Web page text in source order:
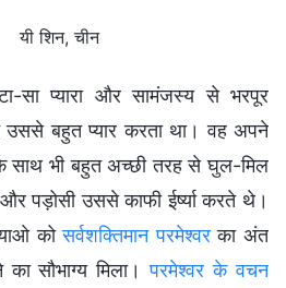
यी शिन, चीन
सा प्यारा और सामंजस्य से भरपूर
उससे बहुत प्यार करता था। वह अपने
साथ भी बहुत अच्छी तरह से घुल-मिल
पड़ोसी उससे काफी ईर्ष्या करते थे।
कोसर्वशक्तिमान परमेश्वरका अंत
का सौभाग्य मिला।परमेश्वर के वचन